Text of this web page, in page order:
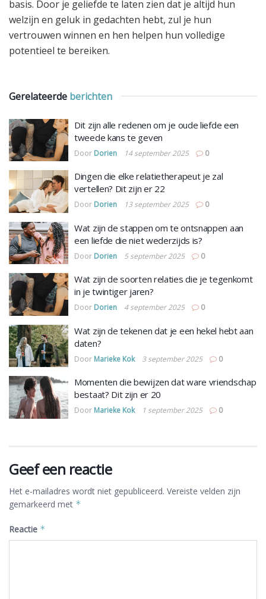
basis. Door je geliefde te laten zien dat je altijd hun
welzijn en geluk in gedachten hebt, zul je hun
vertrouwen winnen en hen helpen hun volledige
potentieel te bereiken.
Gerelateerde berichten
Dit zijn alle redenen om je oude liefde een
tweede kans te geven
Door Dorien 14 september 2025 0
Dingen die elke relatietherapeut je zal
vertellen? Dit zijn er 22
Door Dorien 13 september 2025 0
Wat zijn de stappen om te ontsnappen aan
een liefde die niet wederzijds is?
Door Dorien 5 september 2025 0
Wat zijn de soorten relaties die je tegenkomt
in je twintiger jaren?
Door Dorien 4 september 2025 0
Wat zijn de tekenen dat je een hekel hebt aan
daten?
Door Marieke Kok 3 september 2025 0
Momenten die bewijzen dat ware vriendschap
bestaat? Dit zijn er 20
Door Marieke Kok 1 september 2025 0
Geef een reactie
Het e-mailadres wordt niet gepubliceerd. Vereiste velden zijn
gemarkeerd met *
Reactie *